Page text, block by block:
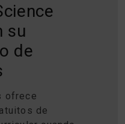
su
de
ofrece
de